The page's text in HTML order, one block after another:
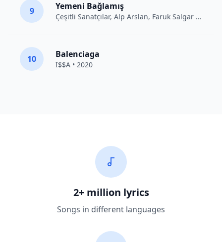
9 Yemeni Bağlamış
Çeşitli Sanatçılar, Alp Arslan, Faruk Salgar • 2012
10 Balenciaga
I$$A • 2020
2+ million lyrics
Songs in different languages